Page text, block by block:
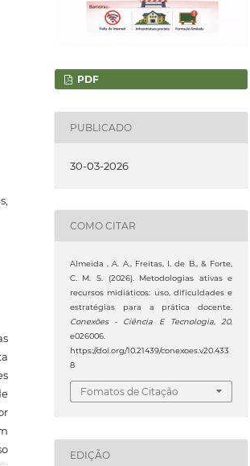
PDF
PUBLICADO
30-03-2026
COMO CITAR
Almeida , A. A., Freitas, I. de B., & Forte,
C. M. S. (2026). Metodologias ativas e
recursos midiáticos: uso, dificuldades e
estratégias para a prática docente.
Conexões - Ciência E Tecnologia, 20,
e026006.
https://doi.org/10.21439/conexoes.v20.433
8
Fomatos de Citação
EDIÇÃO